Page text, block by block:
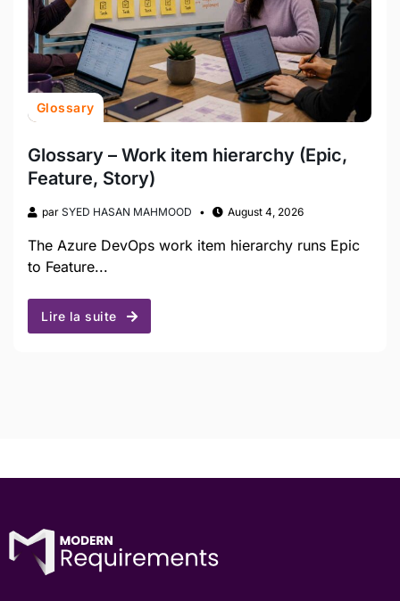
Glossary
Glossary – Work item hierarchy (Epic,
Feature, Story)
par SYED HASAN MAHMOOD August 4, 2026
The Azure DevOps work item hierarchy runs Epic
to Feature...
Lire la suite